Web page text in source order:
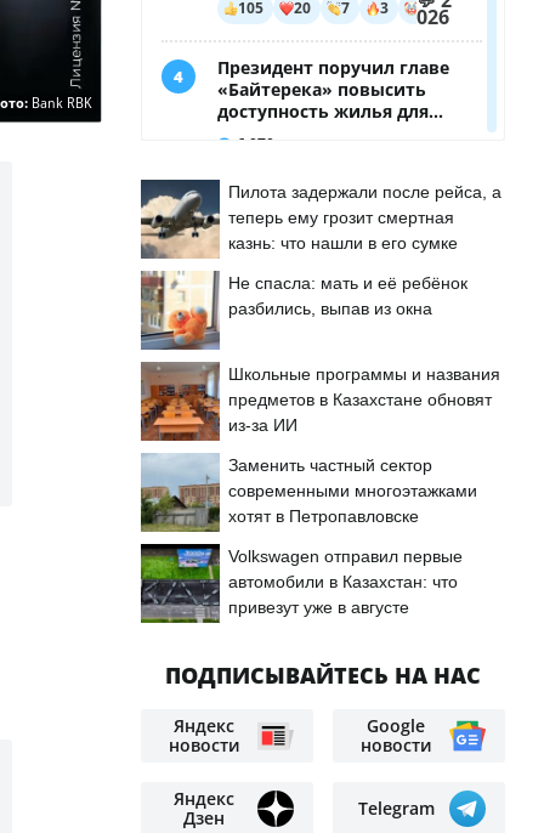
Bank RBK
Пилота задержали после рейса, а
теперь ему грозит смертная
казнь: что нашли в его сумке
Не спасла: мать и её ребёнок
разбились, выпав из окна
Школьные программы и названия
предметов в Казахстане обновят
из-за ИИ
Заменить частный сектор
современными многоэтажками
хотят в Петропавловске
Volkswagen отправил первые
автомобили в Казахстан: что
привезут уже в августе
ПОДПИСЫВАЙТЕСЬ НА НАС
Яндекс
новости
Google
новости
Яндекс
Дзен
Telegram